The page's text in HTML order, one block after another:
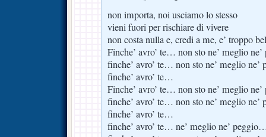
non importa, noi usciamo lo stesso
vieni fuori per rischiare di vivere
non costa nulla e, credi a me, e’ troppo
Finche’ avro’ te… non sto ne’ meglio ne’
finche’ avro’ te… non sto ne’ meglio ne’
finche’ avro’ te…
Finche’ avro’ te… non sto ne’ meglio ne’
finche’ avro’ te… non sto ne’ meglio ne’
finche’ avro’ te…
finche’ avro’ te… ne’ meglio ne’